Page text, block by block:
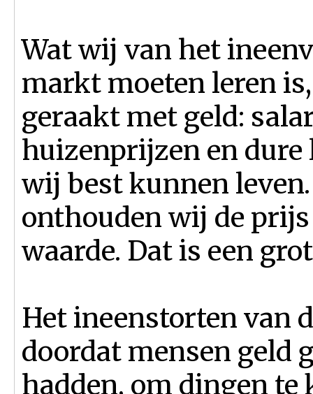
Wat wij van het
markt moeten leren
geraakt met geld:
huizenprijzen en
wij best kunnen
onthouden wij de
waarde. Dat is een
Het ineenstorten van
doordat mensen geld
hadden, om dingen